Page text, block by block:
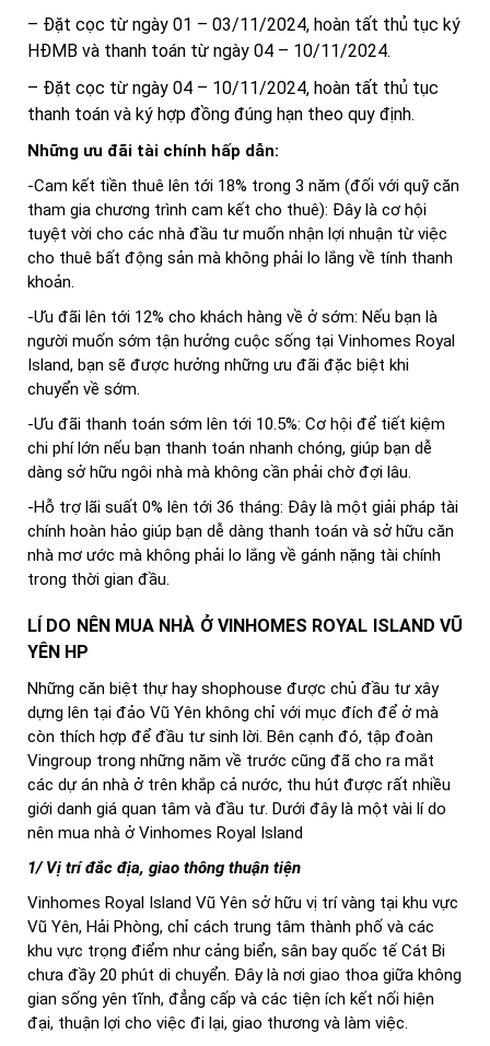
– Đặt cọc từ ngày 01 – 03/11/2024, hoàn tất thủ tục ký
HĐMB và thanh toán từ ngày 04 – 10/11/2024.
– Đặt cọc từ ngày 04 – 10/11/2024, hoàn tất thủ tục
thanh toán và ký hợp đồng đúng hạn theo quy định.
Những ưu đãi tài chính hấp dẫn:
-Cam kết tiền thuê lên tới 18% trong 3 năm (đối với quỹ căn
tham gia chương trình cam kết cho thuê): Đây là cơ hội
tuyệt vời cho các nhà đầu tư muốn nhận lợi nhuận từ việc
cho thuê bất động sản mà không phải lo lắng về tính thanh
khoản.
-Ưu đãi lên tới 12% cho khách hàng về ở sớm: Nếu bạn là
người muốn sớm tận hưởng cuộc sống tại Vinhomes Royal
Island, bạn sẽ được hưởng những ưu đãi đặc biệt khi
chuyển về sớm.
-Ưu đãi thanh toán sớm lên tới 10.5%: Cơ hội để tiết kiệm
chi phí lớn nếu bạn thanh toán nhanh chóng, giúp bạn dễ
dàng sở hữu ngôi nhà mà không cần phải chờ đợi lâu.
-Hỗ trợ lãi suất 0% lên tới 36 tháng: Đây là một giải pháp tài
chính hoàn hảo giúp bạn dễ dàng thanh toán và sở hữu căn
nhà mơ ước mà không phải lo lắng về gánh nặng tài chính
trong thời gian đầu.
LÍ DO NÊN MUA NHÀ Ở VINHOMES ROYAL ISLAND VŨ
YÊN HP
Những căn biệt thự hay shophouse được chủ đầu tư xây
dựng lên tại đảo Vũ Yên không chỉ với mục đích để ở mà
còn thích hợp để đầu tư sinh lời. Bên cạnh đó, tập đoàn
Vingroup trong những năm về trước cũng đã cho ra mắt
các dự án nhà ở trên khắp cả nước, thu hút được rất nhiều
giới danh giá quan tâm và đầu tư. Dưới đây là một vài lí do
nên mua nhà ở Vinhomes Royal Island
1/ Vị trí đắc địa, giao thông thuận tiện
Vinhomes Royal Island Vũ Yên sở hữu vị trí vàng tại khu vực
Vũ Yên, Hải Phòng, chỉ cách trung tâm thành phố và các
khu vực trọng điểm như cảng biển, sân bay quốc tế Cát Bi
chưa đầy 20 phút di chuyển. Đây là nơi giao thoa giữa không
gian sống yên tĩnh, đẳng cấp và các tiện ích kết nối hiện
đại, thuận lợi cho việc đi lại, giao thương và làm việc.